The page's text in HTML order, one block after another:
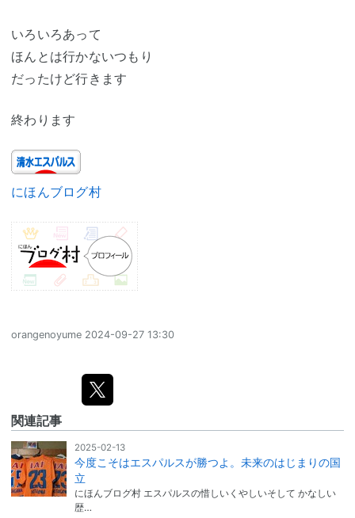
いろいろあって
ほんとは行かないつもり
だったけど行きます
終わります
にほんブログ村
orangenoyume 2024-09-27 13:30
関連記事
2025-02-13
今度こそはエスパルスが勝つよ。未来のはじまりの国
立
にほんブログ村 エスパルスの惜しいくやしいそして かなしい
歴…